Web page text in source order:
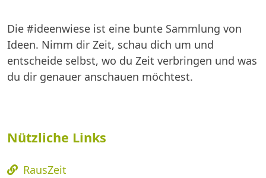
Die #ideenwiese ist eine bunte Sammlung von
Ideen. Nimm dir Zeit, schau dich um und
entscheide selbst, wo du Zeit verbringen und was
du dir genauer anschauen möchtest.
Nützliche Links
RausZeit